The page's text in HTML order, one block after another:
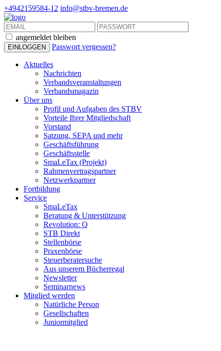
+4942159584-12 info@stbv-bremen.de
angemeldet bleiben
Passwort vergessen?
Aktuelles
Nachrichten
Verbandsveranstaltungen
Verbandsmagazin
Über uns
Profil und Aufgaben des STBV
Vorteile Ihrer Mitgliedschaft
Vorstand
Satzung, SEPA und mehr
Geschäftsführung
Geschäftsstelle
SmaLeTax (Projekt)
Rahmenvertragspartner
Netzwerkpartner
Fortbildung
Service
SmaLeTax
Beratung & Unterstützung
Revolution: Q
STB Direkt
Stellenbörse
Praxenbörse
Steuerberatersuche
Aus unserem Bücherregal
Newsletter
Seminarnews
Mitglied werden
Natürliche Person
Gesellschaften
Juniormitglied